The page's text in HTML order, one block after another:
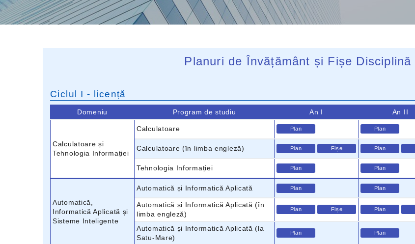
Planuri de Învățământ și Fișe Disciplină
Ciclul I - licență
Domeniu Program de studiu An I An II
Calculatoare și
Tehnologia Informației
Calculatoare Plan Plan
Calculatoare (în limba engleză) Plan Fișe Plan
Tehnologia Informației Plan Plan
Automatică,
Informatică Aplicată și
Sisteme Inteligente
Automatică și Informatică Aplicată Plan Plan
Automatică și Informatică Aplicată (în
limba engleză)
Plan Fișe Plan
Automatică și Informatică Aplicată (la
Satu-Mare)
Plan Plan